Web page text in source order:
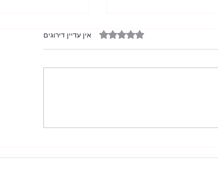
דירוג של 0 מתוך 5 כוכבים אין עדיין דירוגים